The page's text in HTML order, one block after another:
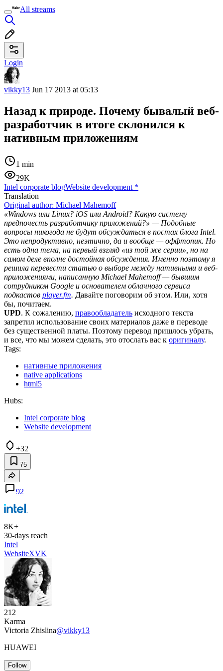
All streams
Login
vikky13 Jun 17 2013 at 05:13
Назад к природе. Почему бывалый веб-
разработчик в итоге склонился к
нативным приложениям
1 min
29K
Intel corporate blogWebsite development *
Translation
Original author: Michael Mahemoff
«Windows или Linux? iOS или Android? Какую систему
предпочесть разработчику приложений?» — Подобные
вопросы никогода не будут обсуждаться в постах блога Intel.
Это непродуктивно, неэтично, да и вообще — оффтопик. Но
есть одна тема, на первый взгляд «из той же серии», но на
самом деле вполне достойная обсуждения. Именно поэтому я
решила перевести статью о выборе между нативными и веб-
приложениями, написанную Michael Mahemoff — бывшим
сотрудником Google и основателем облачного сервиса
подкастов player.fm. Давайте поговорим об этом. Или, хотя
бы, почитаем.
UPD. К сожалению, правообладатель исходного текста
запретил использование своих материалов даже в переводе
без существенной платы. Поэтому перевод пришлось убрать,
и все, что мы можем сделать, это отослать вас к оригиналу.
Tags:
нативные приложения
native applications
html5
Hubs:
Intel corporate blog
Website development
+32
75
92
8K+
30-days reach
Intel
WebsiteXVK
212
Karma
Victoria Zhislina@vikky13
HUAWEI
Follow